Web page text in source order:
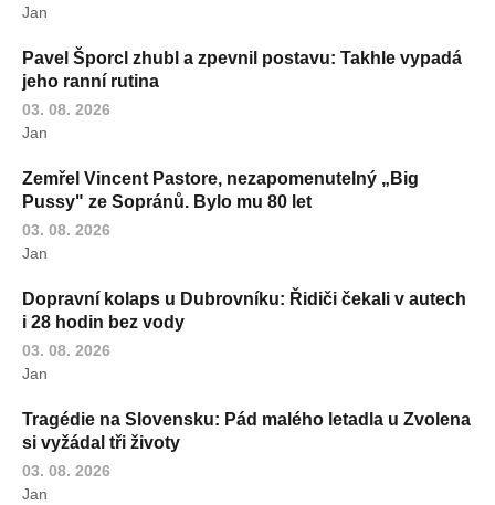
Jan
Pavel Šporcl zhubl a zpevnil postavu: Takhle vypadá
jeho ranní rutina
03. 08. 2026
Jan
Zemřel Vincent Pastore, nezapomenutelný „Big
Pussy" ze Sopránů. Bylo mu 80 let
03. 08. 2026
Jan
Dopravní kolaps u Dubrovníku: Řidiči čekali v autech
i 28 hodin bez vody
03. 08. 2026
Jan
Tragédie na Slovensku: Pád malého letadla u Zvolena
si vyžádal tři životy
03. 08. 2026
Jan